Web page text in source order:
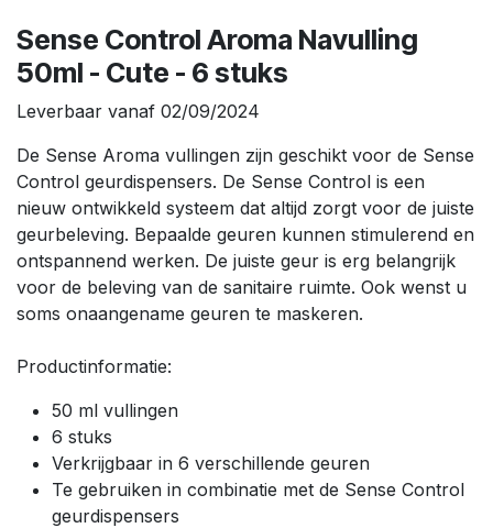
Sense Control Aroma Navulling
50ml - Cute - 6 stuks
Leverbaar vanaf 02/09/2024
De Sense Aroma vullingen zijn geschikt voor de Sense
Control geurdispensers. De Sense Control is een
nieuw ontwikkeld systeem dat altijd zorgt voor de juiste
geurbeleving. Bepaalde geuren kunnen stimulerend en
ontspannend werken. De juiste geur is erg belangrijk
voor de beleving van de sanitaire ruimte. Ook wenst u
soms onaangename geuren te maskeren.
Productinformatie:
50 ml vullingen
6 stuks
Verkrijgbaar in 6 verschillende geuren
Te gebruiken in combinatie met de Sense Control
geurdispensers